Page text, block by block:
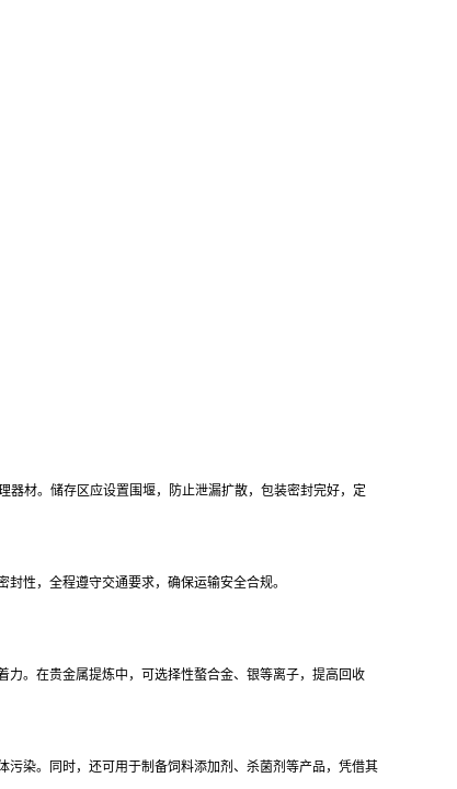
材。储存区应设置围堰，防止泄漏扩散，包装密封完好，定
性，全程遵守交通要求，确保运输安全合规。
。在贵金属提炼中，可选择性螯合金、银等离子，提高回收
染。同时，还可用于制备饲料添加剂、杀菌剂等产品，凭借其